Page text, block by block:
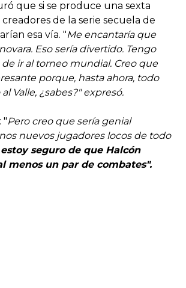
que si se produce una sexta
de la serie secuela de
esa vía. "Me encantaría que
Eso sería divertido. Tengo
ir al torneo mundial. Creo que
porque, hasta ahora, todo
Valle, ¿sabes?" expresó.
"Pero creo que sería genial
nuevos jugadores locos de todo
estoy seguro de que Halcón
menos un par de combates".